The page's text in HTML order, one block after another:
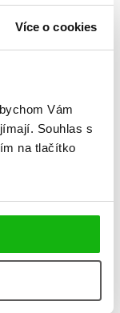
Více o cookies
Vám
Souhlas s
na tlačítko